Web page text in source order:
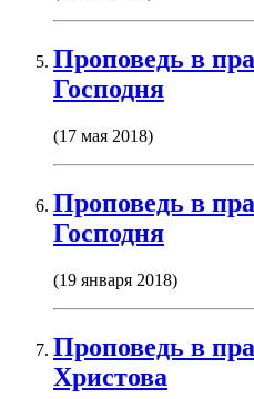
Проповедь в
Господня
(17 мая 2018)
Проповедь в
Господня
(19 января 2018)
Проповедь в
Христова